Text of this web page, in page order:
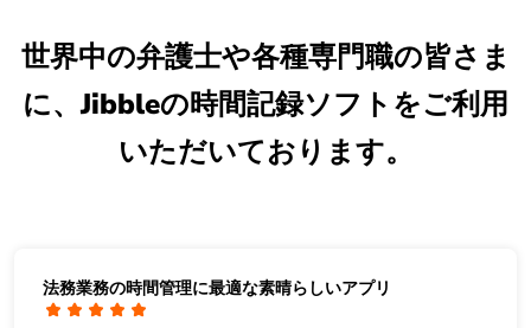
世界中の弁護士や各種専門職の皆さま
に、Jibbleの時間記録ソフトをご利用
いただいております。
法務業務の時間管理に最適な素晴らしいアプリ